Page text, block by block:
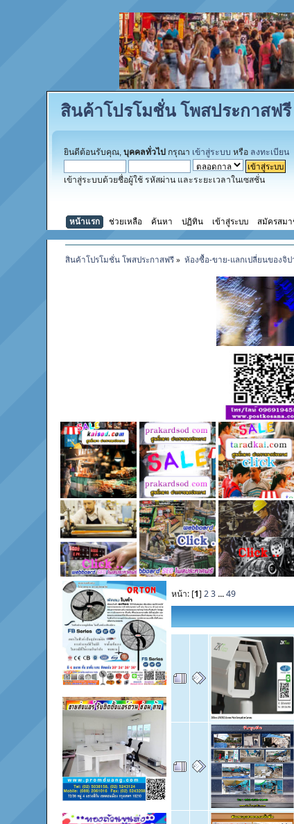
สินค้าโปรโมชั่น โพสประกาสฟรี
ยินดีต้อนรับคุณ,บุคคลทั่วไป กรุณา เข้าสู่ระบบ หรือ ลงทะเบียน
เข้าสู่ระบบด้วยชื่อผู้ใช้ รหัสผ่าน และระยะเวลาในเซสชั่น
หน้าแรก ช่วยเหลือ ค้นหา ปฏิทิน เข้าสู่ระบบ สมัครสม
สินค้าโปรโมชั่น โพสประกาสฟรี» ห้องซื้อ-ขาย-แลกเปลี่ยนของจิ
หน้า: [1]23...49